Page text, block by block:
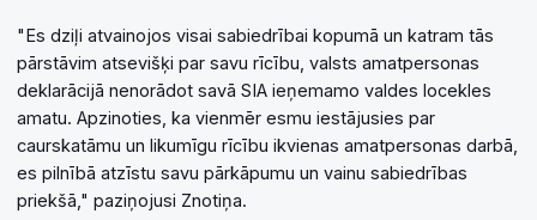
"Es dziļi atvainojos visai sabiedrībai kopumā un katram tās
pārstāvim atsevišķi par savu rīcību, valsts amatpersonas
deklarācijā nenorādot savā SIA ieņemamo valdes locekles
amatu. Apzinoties, ka vienmēr esmu iestājusies par
caurskatāmu un likumīgu rīcību ikvienas amatpersonas darbā,
es pilnībā atzīstu savu pārkāpumu un vainu sabiedrības
priekšā," paziņojusi Znotiņa.